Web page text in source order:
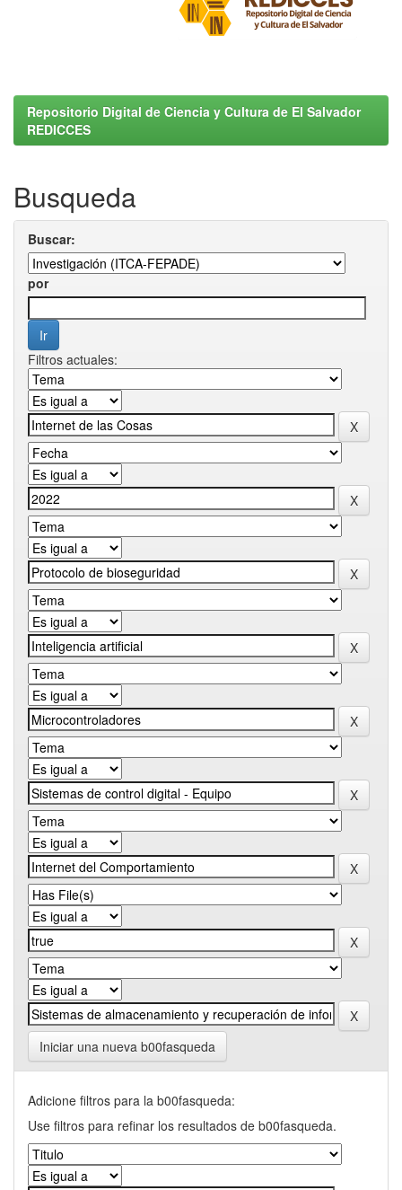
Repositorio Digital de Ciencia y Cultura de El Salvador
REDICCES
Busqueda
Buscar:
por
Filtros actuales:
Iniciar una nueva b00fasqueda
Adicione filtros para la b00fasqueda:
Use filtros para refinar los resultados de b00fasqueda.